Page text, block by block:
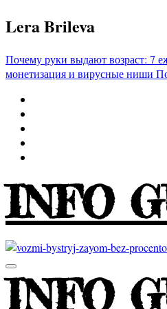
Перейти
к
Lera Brileva
Почему руки выдают возраст: 7
монетизация и вирусные ниши
INFO
INFO